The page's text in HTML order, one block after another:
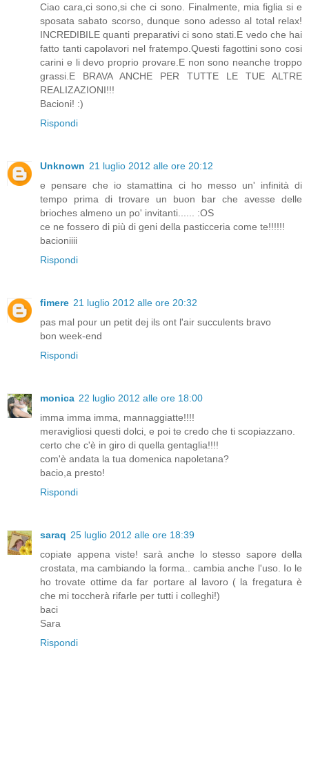
Ciao cara,ci sono,si che ci sono. Finalmente, mia figlia si e
sposata sabato scorso, dunque sono adesso al total relax!
INCREDIBILE quanti preparativi ci sono stati.E vedo che hai
fatto tanti capolavori nel fratempo.Questi fagottini sono cosi
carini e li devo proprio provare.E non sono neanche troppo
grassi.E BRAVA ANCHE PER TUTTE LE TUE ALTRE
REALIZAZIONI!!!
Bacioni! :)
Rispondi
Unknown 21 luglio 2012 alle ore 20:12
e pensare che io stamattina ci ho messo un' infinità di
tempo prima di trovare un buon bar che avesse delle
brioches almeno un po' invitanti...... :OS
ce ne fossero di più di geni della pasticceria come te!!!!!!
bacioniiii
Rispondi
fimere 21 luglio 2012 alle ore 20:32
pas mal pour un petit dej ils ont l'air succulents bravo
bon week-end
Rispondi
monica 22 luglio 2012 alle ore 18:00
imma imma imma, mannaggiatte!!!!
meravigliosi questi dolci, e poi te credo che ti scopiazzano.
certo che c'è in giro di quella gentaglia!!!!
com'è andata la tua domenica napoletana?
bacio,a presto!
Rispondi
saraq 25 luglio 2012 alle ore 18:39
copiate appena viste! sarà anche lo stesso sapore della
crostata, ma cambiando la forma.. cambia anche l'uso. Io le
ho trovate ottime da far portare al lavoro ( la fregatura è
che mi toccherà rifarle per tutti i colleghi!)
baci
Sara
Rispondi